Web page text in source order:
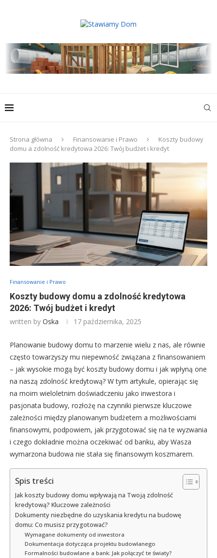
Strona główna Finansowanie i Prawo
Koszty budowy
domu a zdolność kredytowa 2026: Twój budżet i kredyt
Finansowanie i Prawo
Koszty budowy domu a zdolność kredytowa
2026: Twój budżet i kredyt
written by Oska 17 października, 2025
Planowanie budowy domu to marzenie wielu z nas, ale równie
często towarzyszy mu niepewność związana z finansowaniem
– jak wysokie mogą być koszty budowy domu i jak wpłyną one
na naszą zdolność kredytową? W tym artykule, opierając się
na moim wieloletnim doświadczeniu jako inwestora i
pasjonata budowy, rozłożę na czynniki pierwsze kluczowe
zależności między planowanym budżetem a możliwościami
finansowymi, podpowiem, jak przygotować się na te wyzwania
i czego dokładnie można oczekiwać od banku, aby Wasza
wymarzona budowa nie stała się finansowym koszmarem.
Spis treści
Jak koszty budowy domu wpływają na Twoją zdolność
kredytową? Kluczowe zależności
Dokumenty niezbędne do uzyskania kredytu na budowę
domu: Co musisz przygotować?
Wymagane dokumenty od inwestora
Dokumentacja dotycząca projektu budowlanego
Formalności budowlane a bank: Jak połączyć te światy?